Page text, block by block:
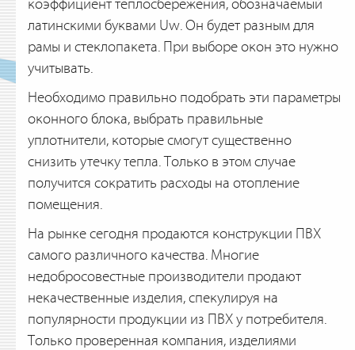
коэффициент теплосбережения, обозначаемый
латинскими буквами Uw. Он будет разным для
рамы и стеклопакета. При выборе окон это нужно
учитывать.
Необходимо правильно подобрать эти параметры
оконного блока, выбрать правильные
уплотнители, которые смогут существенно
снизить утечку тепла. Только в этом случае
получится сократить расходы на отопление
помещения.
На рынке сегодня продаются конструкции ПВХ
самого различного качества. Многие
недобросовестные производители продают
некачественные изделия, спекулируя на
популярности продукции из ПВХ у потребителя.
Только проверенная компания, изделиями